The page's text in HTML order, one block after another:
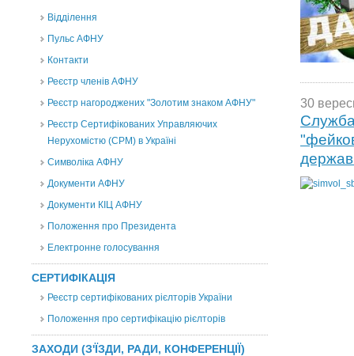
Відділення
Пульс АФНУ
Контакти
Реєстр членів АФНУ
Реєстр нагороджених "Золотим знаком АФНУ"
Реєстр Сертифікованих Управляючих
Нерухомістю (CPM) в Україні
Символіка АФНУ
Документи АФНУ
Документи КІЦ АФНУ
Положення про Президента
Електронне голосування
СЕРТИФІКАЦІЯ
Реєстр сертифікованих рієлторів України
Положення про сертифікацію рієлторів
ЗАХОДИ (З'ЇЗДИ, РАДИ, КОНФЕРЕНЦІЇ)
30